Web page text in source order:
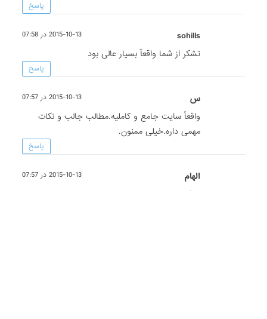
پاسخ
sohills 2015-10-13 در 07:58
تشکر از شما واقعآ بسیار عالی بود
پاسخ
س 2015-10-13 در 07:57
واقعاً سایت جامع و کاملیه.مطالب جالب و نکات
مهمی داره.خیلی ممنون.
پاسخ
الهام 2015-10-13 در 07:57
خیلی خوب بود